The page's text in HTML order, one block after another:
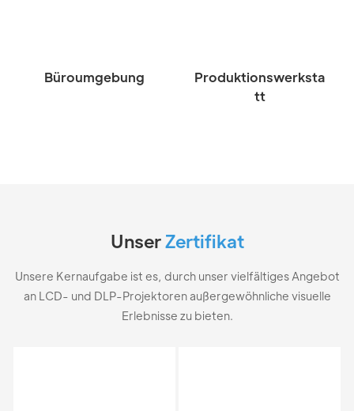
Büroumgebung
Produktionswerksta
Tt
UnserZertifikat
Unsere Kernaufgabe ist es, durch unser vielfältiges Angebot
an LCD- und DLP-Projektoren außergewöhnliche visuelle
Erlebnisse zu bieten.